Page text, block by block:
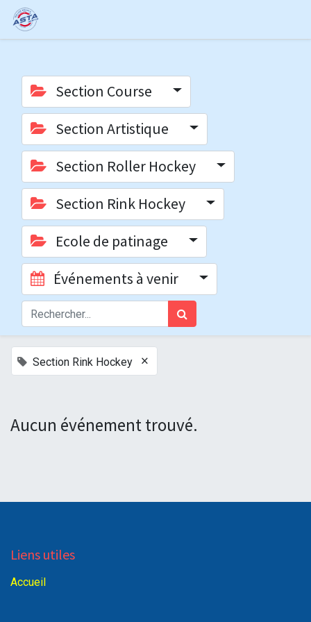
Section Course
Section Artistique
Section Roller Hockey
Section Rink Hockey
Ecole de patinage
Événements à venir
Section Rink Hockey ×
Aucun événement trouvé.
Liens utiles
Accueil